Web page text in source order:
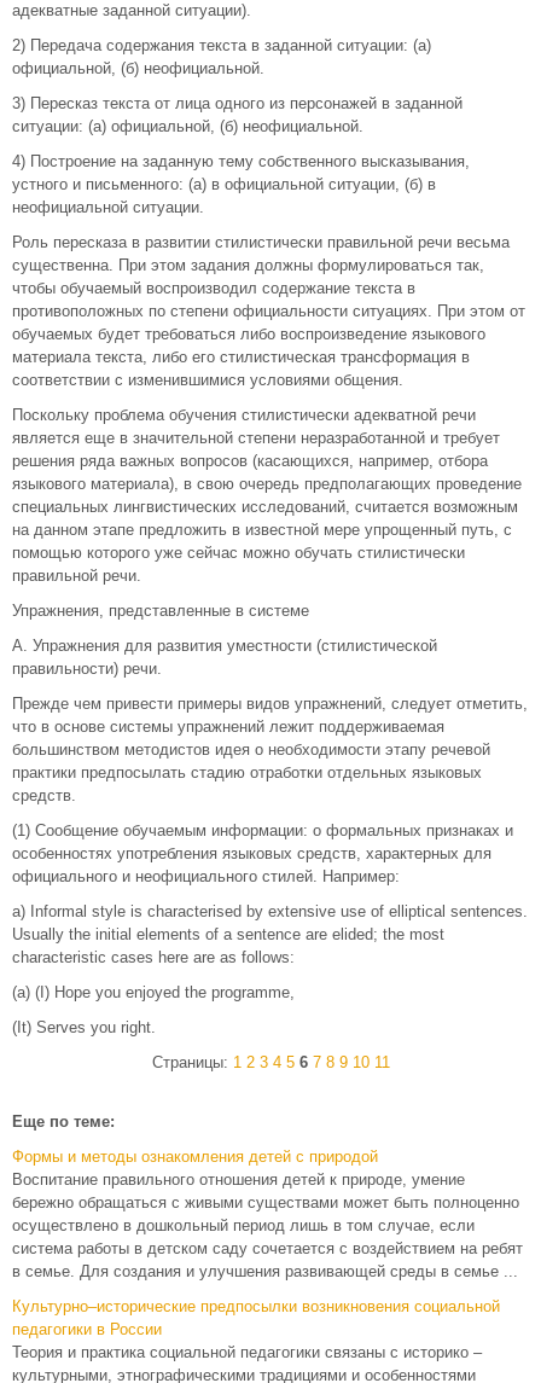
адекватные заданной ситуации).
2) Передача содержания текста в заданной ситуации: (а)
официальной, (б) неофициальной.
3) Пересказ текста от лица одного из персонажей в заданной
ситуации: (а) официальной, (б) неофициальной.
4) Построение на заданную тему собственного высказывания,
устного и письменного: (а) в официальной ситуации, (б) в
неофициальной ситуации.
Роль пересказа в развитии стилистически правильной речи весьма
существенна. При этом задания должны формулироваться так,
чтобы обучаемый воспроизводил содержание текста в
противоположных по степени официальности ситуациях. При этом от
обучаемых будет требоваться либо воспроизведение языкового
материала текста, либо его стилистическая трансформация в
соответствии с изменившимися условиями общения.
Поскольку проблема обучения стилистически адекватной речи
является еще в значительной степени неразработанной и требует
решения ряда важных вопросов (касающихся, например, отбора
языкового материала), в свою очередь предполагающих проведение
специальных лингвистических исследований, считается возможным
на данном этапе предложить в известной мере упрощенный путь, с
помощью которого уже сейчас можно обучать стилистически
правильной речи.
Упражнения, представленные в системе
А. Упражнения для развития уместности (стилистической
правильности) речи.
Прежде чем привести примеры видов упражнений, следует отметить,
что в основе системы упражнений лежит поддерживаемая
большинством методистов идея о необходимости этапу речевой
практики предпосылать стадию отработки отдельных языковых
средств.
(1) Сообщение обучаемым информации: о формальных признаках и
особенностях употребления языковых средств, характерных для
официального и неофициального стилей. Например:
a) Informal style is characterised by extensive use of elliptical sentences.
Usually the initial elements of a sentence are elided; the most
characteristic cases here are as follows:
(a) (I) Hope you enjoyed the programme,
(It) Serves you right.
Страницы: 1 2 3 4 5 6 7 8 9 10 11
Еще по теме:
Формы и методы ознакомления детей с природой
Воспитание правильного отношения детей к природе, умение
бережно обращаться с живыми существами может быть полноценно
осуществлено в дошкольный период лишь в том случае, если
система работы в детском саду сочетается с воздействием на ребят
в семье. Для создания и улучшения развивающей среды в семье ...
Культурно–исторические предпосылки возникновения социальной
педагогики в России
Теория и практика социальной педагогики связаны с историко –
культурными, этнографическими традициями и особенностями